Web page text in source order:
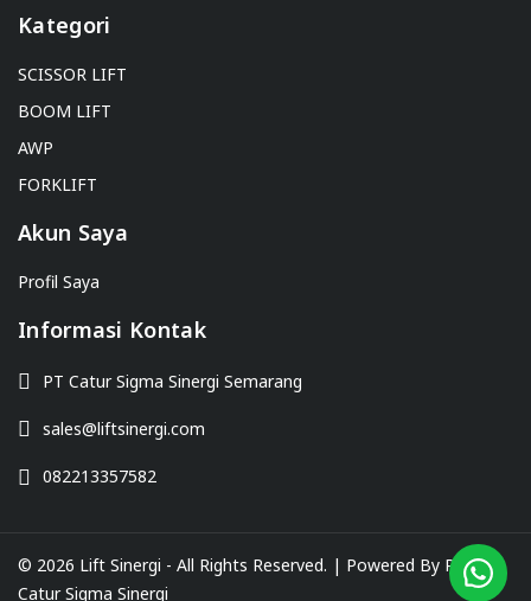
Kategori
SCISSOR LIFT
BOOM LIFT
AWP
FORKLIFT
Akun Saya
Profil Saya
Informasi Kontak
PT Catur Sigma Sinergi Semarang
sales@liftsinergi.com
082213357582
© 2026 Lift Sinergi - All Rights Reserved. | Powered By PT.
Catur Sigma Sinergi